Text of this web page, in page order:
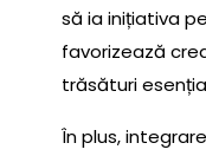
să ia inițiativa
favorizează
trăsături
În plus,